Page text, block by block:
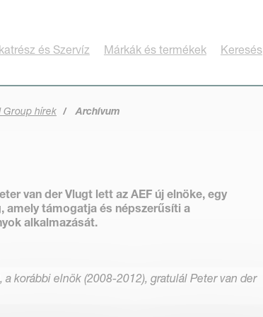
és Szervíz Márkák és termékek Keresés
Group hírek Archívum
van der Vlugt lett az AEF új elnöke, egy
amely támogatja és népszerűsíti a
alkalmazását.
korábbi elnök (2008-2012), gratulál Peter van der